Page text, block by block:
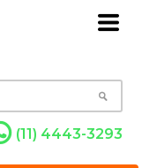
(11) 4443-3293